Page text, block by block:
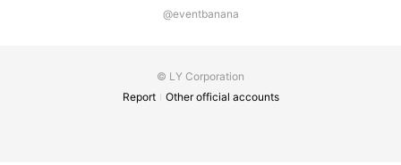
@eventbanana
© LY Corporation
Report
Other official accounts